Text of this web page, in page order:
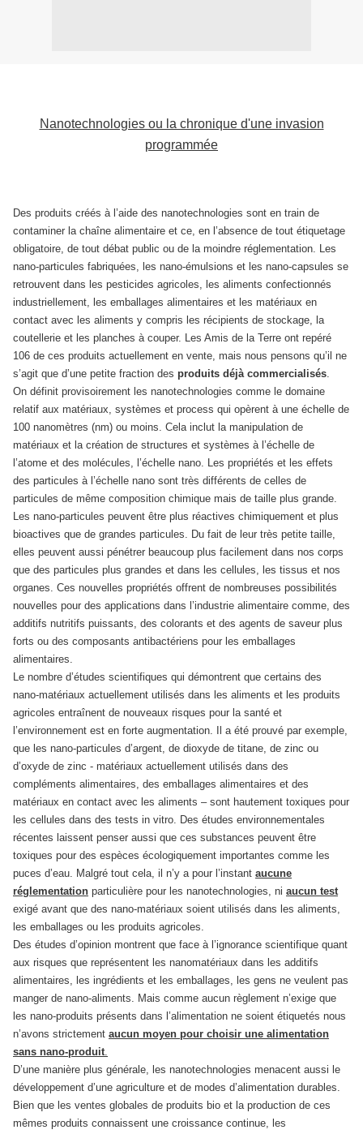
Nanotechnologies ou la chronique d'une invasion
programmée
Des produits créés à l’aide des nanotechnologies sont en train de
contaminer la chaîne alimentaire et ce, en l’absence de tout étiquetage
obligatoire, de tout débat public ou de la moindre réglementation. Les
nano-particules fabriquées, les nano-émulsions et les nano-capsules se
retrouvent dans les pesticides agricoles, les aliments confectionnés
industriellement, les emballages alimentaires et les matériaux en
contact avec les aliments y compris les récipients de stockage, la
coutellerie et les planches à couper. Les Amis de la Terre ont repéré
106 de ces produits actuellement en vente, mais nous pensons qu’il ne
s’agit que d’une petite fraction des produits déjà commercialisés.
On définit provisoirement les nanotechnologies comme le domaine
relatif aux matériaux, systèmes et process qui opèrent à une échelle de
100 nanomètres (nm) ou moins. Cela inclut la manipulation de
matériaux et la création de structures et systèmes à l’échelle de
l’atome et des molécules, l’échelle nano. Les propriétés et les effets
des particules à l’échelle nano sont très différents de celles de
particules de même composition chimique mais de taille plus grande.
Les nano-particules peuvent être plus réactives chimiquement et plus
bioactives que de grandes particules. Du fait de leur très petite taille,
elles peuvent aussi pénétrer beaucoup plus facilement dans nos corps
que des particules plus grandes et dans les cellules, les tissus et nos
organes. Ces nouvelles propriétés offrent de nombreuses possibilités
nouvelles pour des applications dans l’industrie alimentaire comme, des
additifs nutritifs puissants, des colorants et des agents de saveur plus
forts ou des composants antibactériens pour les emballages
alimentaires.
Le nombre d’études scientifiques qui démontrent que certains des
nano-matériaux actuellement utilisés dans les aliments et les produits
agricoles entraînent de nouveaux risques pour la santé et
l’environnement est en forte augmentation. Il a été prouvé par exemple,
que les nano-particules d’argent, de dioxyde de titane, de zinc ou
d’oxyde de zinc - matériaux actuellement utilisés dans des
compléments alimentaires, des emballages alimentaires et des
matériaux en contact avec les aliments – sont hautement toxiques pour
les cellules dans des tests in vitro. Des études environnementales
récentes laissent penser aussi que ces substances peuvent être
toxiques pour des espèces écologiquement importantes comme les
puces d’eau. Malgré tout cela, il n’y a pour l’instant aucune
réglementation particulière pour les nanotechnologies, ni aucun test
exigé avant que des nano-matériaux soient utilisés dans les aliments,
les emballages ou les produits agricoles.
Des études d’opinion montrent que face à l’ignorance scientifique quant
aux risques que représentent les nanomatériaux dans les additifs
alimentaires, les ingrédients et les emballages, les gens ne veulent pas
manger de nano-aliments. Mais comme aucun règlement n’exige que
les nano-produits présents dans l’alimentation ne soient étiquetés nous
n’avons strictement aucun moyen pour choisir une alimentation
sans nano-produit.
D’une manière plus générale, les nanotechnologies menacent aussi le
développement d’une agriculture et de modes d’alimentation durables.
Bien que les ventes globales de produits bio et la production de ces
mêmes produits connaissent une croissance continue, les